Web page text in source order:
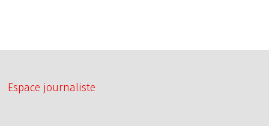
Espace journaliste